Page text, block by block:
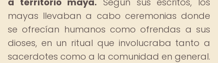
mayas llevaban a cabo ceremonias donde
se ofrecían humanos como ofrendas a sus
dioses, en un ritual que involucraba tanto a
sacerdotes como a la comunidad en general.